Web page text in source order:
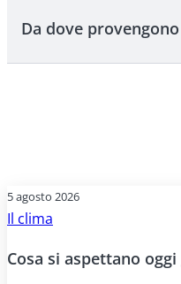
Sì. I report sono
Da dove
Clarity AI è un
standardizzate,
5 agosto 2026
Il clima
Cosa si aspettano